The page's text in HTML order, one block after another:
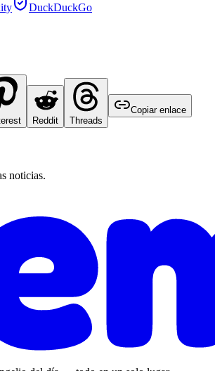
DuckDuckGo
Reddit Threads
Copiar enlace
noticias.